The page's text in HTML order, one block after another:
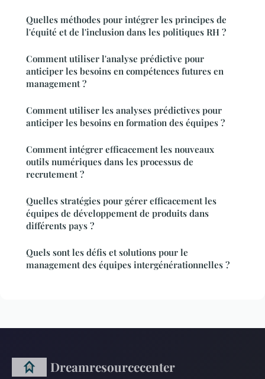
Quelles méthodes pour intégrer les principes de
l'équité et de l'inclusion dans les politiques RH ?
Comment utiliser l'analyse prédictive pour
anticiper les besoins en compétences futures en
management ?
Comment utiliser les analyses prédictives pour
anticiper les besoins en formation des équipes ?
Comment intégrer efficacement les nouveaux
outils numériques dans les processus de
recrutement ?
Quelles stratégies pour gérer efficacement les
équipes de développement de produits dans
différents pays ?
Quels sont les défis et solutions pour le
management des équipes intergénérationnelles ?
Dreamresourcecenter